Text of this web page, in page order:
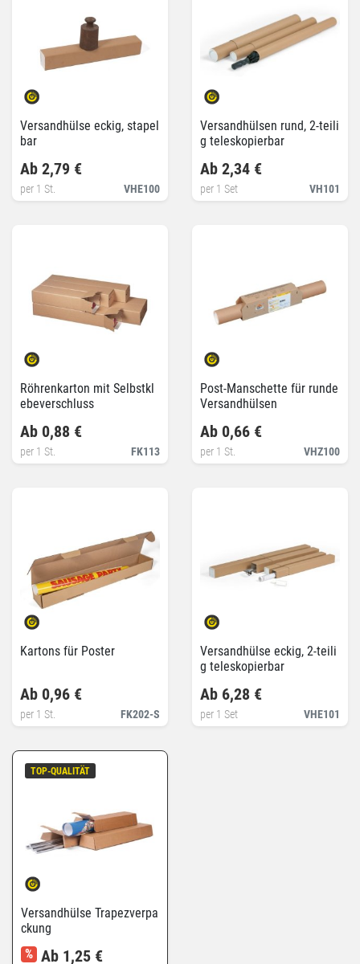
Versandhülse eckig, stapel
bar
VHE100
Ab 2,79 €
per 1 St.
Versandhülsen rund, 2-teili
g teleskopierbar
VH101
Ab 2,34 €
per 1 Set
Röhrenkarton mit Selbstkl
ebeverschluss
FK113
Ab 0,88 €
per 1 St.
Post-Manschette für runde
Versandhülsen
VHZ100
Ab 0,66 €
per 1 St.
Kartons für Poster
FK202-S
Ab 0,96 €
per 1 St.
Versandhülse eckig, 2-teili
g teleskopierbar
VHE101
Ab 6,28 €
per 1 Set
TOP-QUALITÄT
Versandhülse Trapezverpa
ckung
% Ab 1,25 €